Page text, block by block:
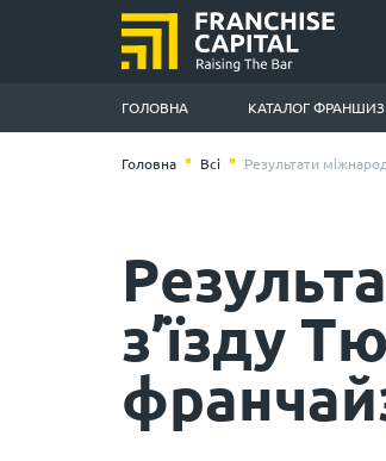
ГОЛОВНА КАТАЛОГ ФРАНШИЗ
Головна Всі Результати
з’їзду